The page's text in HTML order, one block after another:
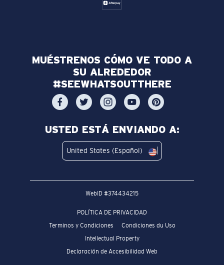
MUÉSTRENOS CÓMO VE TODO A
SU ALREDEDOR
#SEEWHATSOUTTHERE
USTED ESTÁ ENVIANDO A:
United States (Español)
WebID #374434215
POLÍTICA DE PRIVACIDAD
Terminos y Condiciones
Condiciones du Uso
Intellectual Property
Declaración de Accesibilidad Web